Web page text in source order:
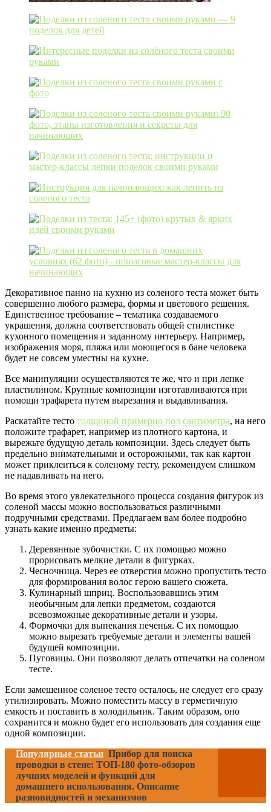
Декоративное панно на кухню из соленого теста может быть
совершенно любого размера, формы и цветового решения.
Единственное требование – тематика создаваемого
украшения, должна соответствовать общей стилистике
кухонного помещения и заданному интерьеру. Например,
изображения моря, пляжа или моющегося в бане человека
будет не совсем уместны на кухне.
Все манипуляции осуществляются те же, что и при лепке
пластилином. Крупные композиции изготавливаются при
помощи трафарета путем вырезания и выдавливания.
Раскатайте тесто толщиной примерно пол сантиметра, на него
положите трафарет, например из плотного картона, и
вырежьте будущую деталь композиции. Здесь следует быть
предельно внимательными и осторожными, так как картон
может приклеиться к соленому тесту, рекомендуем слишком
не надавливать на него.
Во время этого увлекательного процесса создания фигурок из
соленой массы можно воспользоваться различными
подручными средствами. Предлагаем вам более подробно
узнать какие именно предметы:
Деревянные зубочистки. С их помощью можно
прорисовать мелкие детали в фигурках.
Чесночница. Через ее отверстия можно пропустить тесто
для формирования волос герою вашего сюжета.
Кулинарный шприц. Воспользовавшись этим
необычным для лепки предметом, создаются
всевозможные декоративные детали и узоры.
Формочки для выпекания печенья. С их помощью
можно вырезать требуемые детали и элементы вашей
будущей композиции.
Пуговицы. Они позволяют делать отпечатки на соленом
тесте.
Если замешенное соленое тесто осталось, не следует его сразу
утилизировать. Можно поместить массу в герметичную
емкость и поставить в холодильник. Таким образом, оно
сохранится и можно будет его использовать для создания еще
одной композиции.
Популярные статьи Прибор для поиска
проводки в стене: ТОП-180 фото-обзоров
лучших моделей и функций для
домашнего использования. Описание
разновидностей и механизмов